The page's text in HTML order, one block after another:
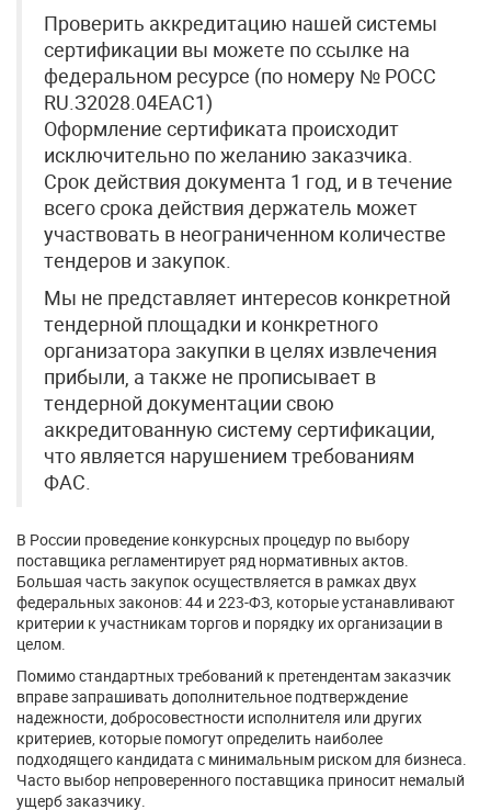
Проверить аккредитацию нашей системы
сертификации вы можете по ссылке на
федеральном ресурсе (по номеру № РОСС
RU.З2028.04ЕАС1)
Оформление сертификата происходит
исключительно по желанию заказчика.
Срок действия документа 1 год, и в течение
всего срока действия держатель может
участвовать в неограниченном количестве
тендеров и закупок.
Мы не представляет интересов конкретной
тендерной площадки и конкретного
организатора закупки в целях извлечения
прибыли, а также не прописывает в
тендерной документации свою
аккредитованную систему сертификации,
что является нарушением требованиям
ФАС.
В России проведение конкурсных процедур по выбору
поставщика регламентирует ряд нормативных актов.
Большая часть закупок осуществляется в рамках двух
федеральных законов: 44 и 223-ФЗ, которые устанавливают
критерии к участникам торгов и порядку их организации в
целом.
Помимо стандартных требований к претендентам заказчик
вправе запрашивать дополнительное подтверждение
надежности, добросовестности исполнителя или других
критериев, которые помогут определить наиболее
подходящего кандидата с минимальным риском для бизнеса.
Часто выбор непроверенного поставщика приносит немалый
ущерб заказчику.